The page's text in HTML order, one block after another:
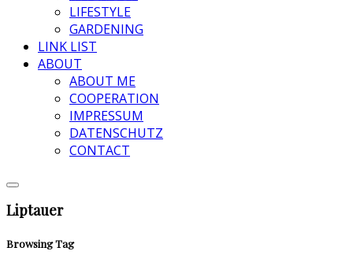
LIFESTYLE
GARDENING
LINK LIST
ABOUT
ABOUT ME
COOPERATION
IMPRESSUM
DATENSCHUTZ
CONTACT
Liptauer
Browsing Tag